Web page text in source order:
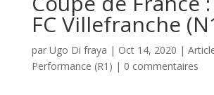
FC Villefranche
par Ugo Di fraya | Oct 14, 2020 |
Performance (R1) | 0 commentaires